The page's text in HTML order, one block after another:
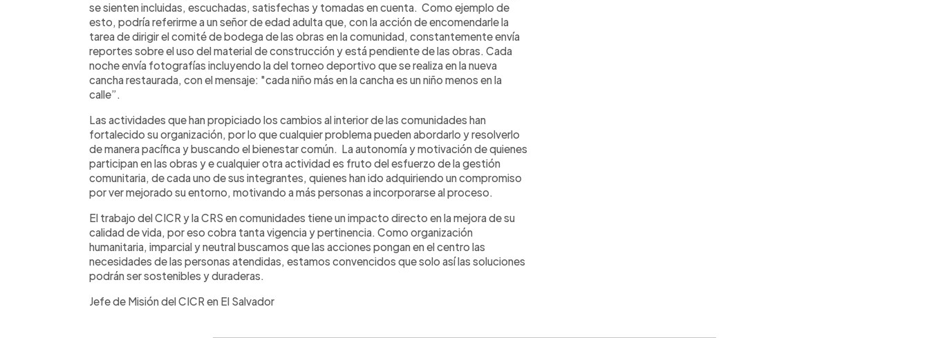
se sienten incluidas, escuchadas, satisfechas y tomadas en cuenta. Como ejemplo de
esto, podría referirme a un señor de edad adulta que, con la acción de encomendarle la
tarea de dirigir el comité de bodega de las obras en la comunidad, constantemente envía
reportes sobre el uso del material de construcción y está pendiente de las obras. Cada
noche envía fotografías incluyendo la del torneo deportivo que se realiza en la nueva
cancha restaurada, con el mensaje: "cada niño más en la cancha es un niño menos en la
calle”.
Las actividades que han propiciado los cambios al interior de las comunidades han
fortalecido su organización, por lo que cualquier problema pueden abordarlo y resolverlo
de manera pacífica y buscando el bienestar común. La autonomía y motivación de quienes
participan en las obras y e cualquier otra actividad es fruto del esfuerzo de la gestión
comunitaria, de cada uno de sus integrantes, quienes han ido adquiriendo un compromiso
por ver mejorado su entorno, motivando a más personas a incorporarse al proceso.
El trabajo del CICR y la CRS en comunidades tiene un impacto directo en la mejora de su
calidad de vida, por eso cobra tanta vigencia y pertinencia. Como organización
humanitaria, imparcial y neutral buscamos que las acciones pongan en el centro las
necesidades de las personas atendidas, estamos convencidos que solo así las soluciones
podrán ser sostenibles y duraderas.
Jefe de Misión del CICR en El Salvador